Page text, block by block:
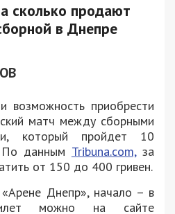
сколько продают
в Днепре
возможность приобрести
матч между сборными
который пройдет 10
По данным Tribuna.com,за
от 150 до 400 гривен.
Днепр», начало – в
можно на сайте